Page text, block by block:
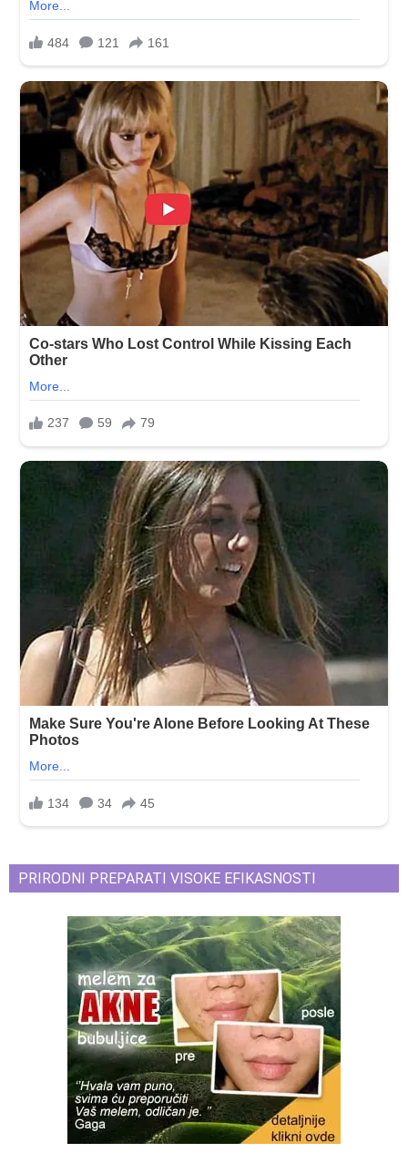
PRIRODNI PREPARATI VISOKE EFIKASNOSTI